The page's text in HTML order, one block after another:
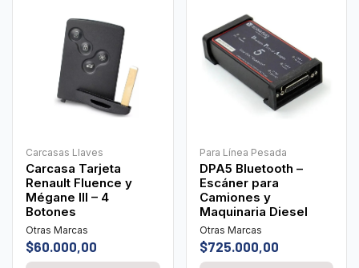
Carcasas Llaves
Carcasa Tarjeta
Renault Fluence y
Mégane III – 4
Botones
Otras Marcas
$60.000,00
Para Línea Pesada
DPA5 Bluetooth –
Escáner para
Camiones y
Maquinaria Diesel
Otras Marcas
$725.000,00